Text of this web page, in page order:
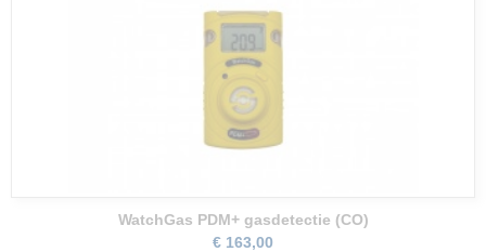
WatchGas PDM+ gasdetectie (CO)
€ 163,00